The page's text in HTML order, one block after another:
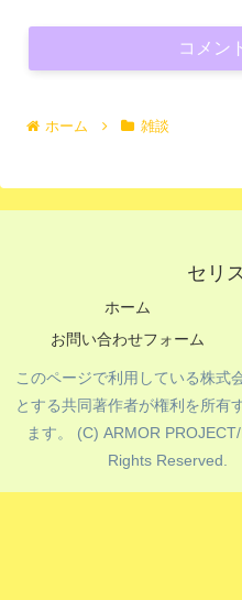
コメン
ホーム 雑談
セリ
ホーム
お問い合わせフォーム
このページで利用している株式
とする共同著作者が権利を所有
ます。 (C) ARMOR
Rights Reserved.